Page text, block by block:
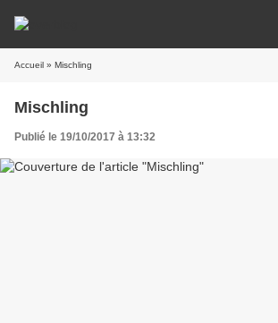
Accueil » Mischling
Mischling
Publié le 19/10/2017 à 13:32